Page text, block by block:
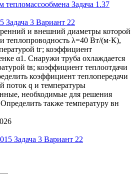
Задача 3 Вариант 22
и внешний диаметры которой
теплопроводность λ=40 Вт/(м·К),
tг; коэффициент
α1. Снаружи труба охлаждается
tв; коэффициент теплоотдачи
коэффициент теплопередачи
поток q и температуры
необходимые для решения
также температуру вн